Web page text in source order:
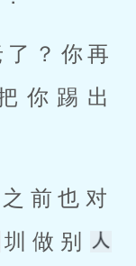
你踢出
圳做别